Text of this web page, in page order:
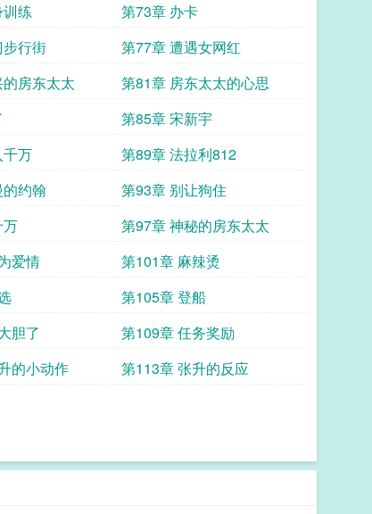
练
第73章 办卡
行街
第77章 遭遇女网红
房东太太
第81章 房东太太的心思
第85章 宋新宇
万
第89章 法拉利812
约翰
第93章 别让狗住
万
第97章 神秘的房东太太
爱情
第101章 麻辣烫
第105章 登船
胆了
第109章 任务奖励
的小动作 第113章 张升的反应